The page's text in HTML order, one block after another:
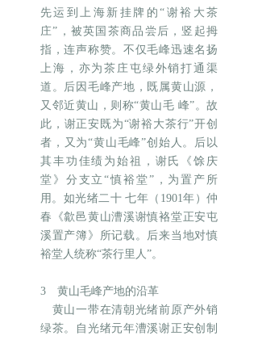
先运到上海新挂牌的“谢裕大茶
庄”，被英国茶商品尝后，竖起拇
指，连声称赞。不仅毛峰迅速名扬
上海，亦为茶庄屯绿外销打通渠
道。后因毛峰产地，既属黄山源，
又邻近黄山，则称“黄山毛 峰”。故
此，谢正安既为“谢裕大茶行”开创
者，又为“黄山毛峰”创始人。后以
其丰功佳绩为始祖，谢氏《馀庆
堂》分支立“慎裕堂”，为置产所
用。如光绪二十 七年（1901年）仲
春《歙邑黄山漕溪谢慎袼堂正安屯
溪置产簿》所记载。后来当地对慎
裕堂人统称“茶行里人”。
3 黄山毛峰产地的沿革
黄山一带在清朝光绪前原产外销
绿茶。自光绪元年漕溪谢正安创制